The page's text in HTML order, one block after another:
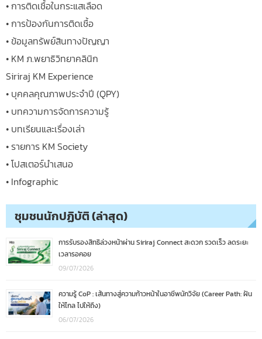
• การติดเชื้อในกระแสเลือด
• การป้องกันการติดเชื้อ
• ข้อมูลทรัพย์สินทางปัญญา
• KM ภ.พยาธิวิทยาคลินิก
Siriraj KM Experience
• บุคคลคุณภาพประจำปี (QPY)
• บทความการจัดการความรู้
• บทเรียนและเรื่องเล่า
• รายการ KM Society
• โปสเตอร์นำเสนอ
• Infographic
ชุมชนนักปฏิบัติ (ล่าสุด)
การรับรองสิทธิล่วงหน้าผ่าน Siriraj Connect สะดวก รวดเร็ว ลดระยะ
เวลารอคอย
09/07/2026
ความรู้ CoP : เส้นทางสู่ความก้าวหน้าในอาชีพนักวิจัย (Career Path: ฝัน
ให้ไกล ไปให้ถึง)
06/07/2026